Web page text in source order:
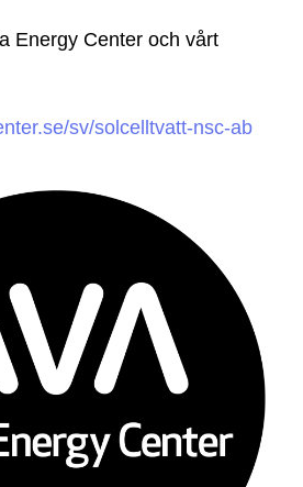
Energy Center och vårt
sv/solcelltvatt-nsc-ab